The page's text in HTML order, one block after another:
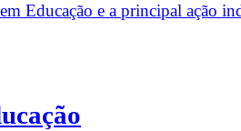
Educação e a principal ação